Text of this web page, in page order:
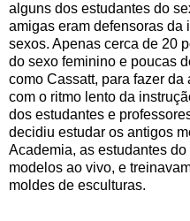
alguns dos estudantes do
amigas eram defensoras
sexos. Apenas cerca de 20
do sexo feminino e poucas
como Cassatt, para fazer
com o ritmo lento da
dos estudantes e
decidiu estudar os antigos
Academia, as estudantes
modelos ao vivo, e
moldes de esculturas.